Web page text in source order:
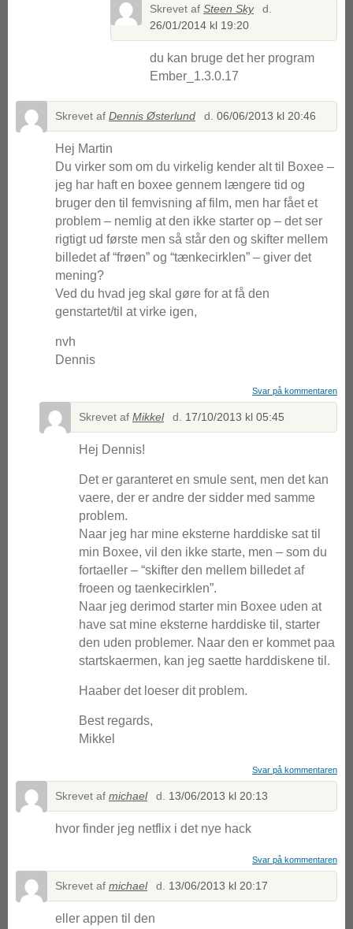
Skrevet af Steen Sky
d.
26/01/2014 kl 19:20
du kan bruge det her program
Ember_1.3.0.17
Skrevet af Dennis Østerlund d. 06/06/2013 kl 20:46
Hej Martin
Du virker som om du virkelig kender alt til Boxee –
jeg har haft en boxee gennem længere tid og
bruger den til femvisning af film, men har fået et
problem – nemlig at den ikke starter op – det ser
rigtigt ud første men så står den og skifter mellem
billedet af “frøen” og “tænkecirklen” – giver det
mening?
Ved du hvad jeg skal gøre for at få den
genstartet/til at virke igen,
nvh
Dennis
Svar på kommentaren
Skrevet af Mikkel d. 17/10/2013 kl 05:45
Hej Dennis!
Det er garanteret en smule sent, men det kan
vaere, der er andre der sidder med samme
problem.
Naar jeg har mine eksterne harddiske sat til
min Boxee, vil den ikke starte, men – som du
fortaeller – “skifter den mellem billedet af
froeen og taenkecirklen”.
Naar jeg derimod starter min Boxee uden at
have sat mine eksterne harddiske til, starter
den uden problemer. Naar den er kommet paa
startskaermen, kan jeg saette harddiskene til.
Haaber det loeser dit problem.
Best regards,
Mikkel
Svar på kommentaren
Skrevet af michael d. 13/06/2013 kl 20:13
hvor finder jeg netflix i det nye hack
Svar på kommentaren
Skrevet af michael d. 13/06/2013 kl 20:17
eller appen til den